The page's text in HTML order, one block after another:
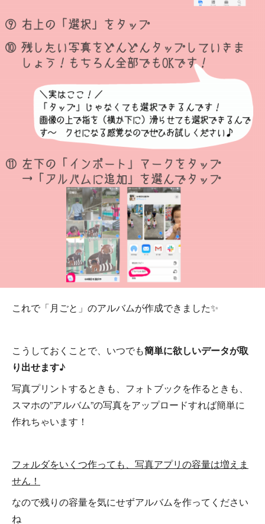
これで「月ごと」のアルバムが作成できました✨
こうしておくことで、いつでも簡単に欲しいデータが取
り出せます♪
写真プリントするときも、フォトブックを作るときも、
スマホの”アルバム”の写真をアップロードすれば簡単に
作れちゃいます！
フォルダをいくつ作っても、写真アプリの容量は増えま
せん！
なので残りの容量を気にせずアルバムを作ってください
ね